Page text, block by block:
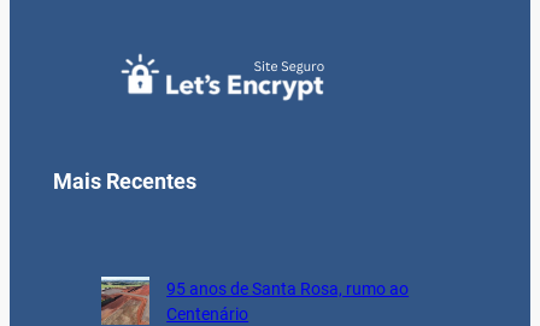
Mais Recentes
95 anos de Santa Rosa, rumo ao
Centenário